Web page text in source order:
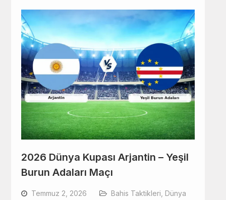
2026 Dünya Kupası Arjantin – Yeşil
Burun Adaları Maçı
Temmuz 2, 2026 Bahis Taktikleri Dünya